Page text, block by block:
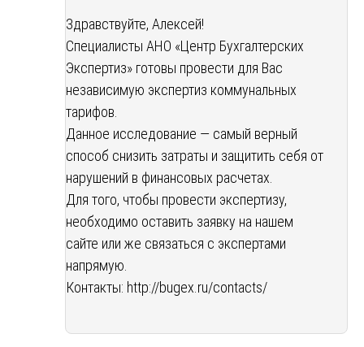
Здравствуйте, Алексей!
Специалисты АНО «Центр Бухгалтерских
Экспертиз» готовы провести для Вас
независимую экспертиз коммунальных
тарифов.
Данное исследование — самый верный
способ снизить затраты и защитить себя от
нарушений в финансовых расчетах.
Для того, чтобы провести экспертизу,
необходимо оставить заявку на нашем
сайте или же связаться с экспертами
напрямую.
Контакты: http://bugex.ru/contacts/